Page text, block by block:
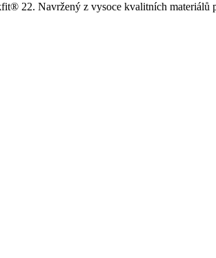
22. Navržený z vysoce kvalitních materiálů